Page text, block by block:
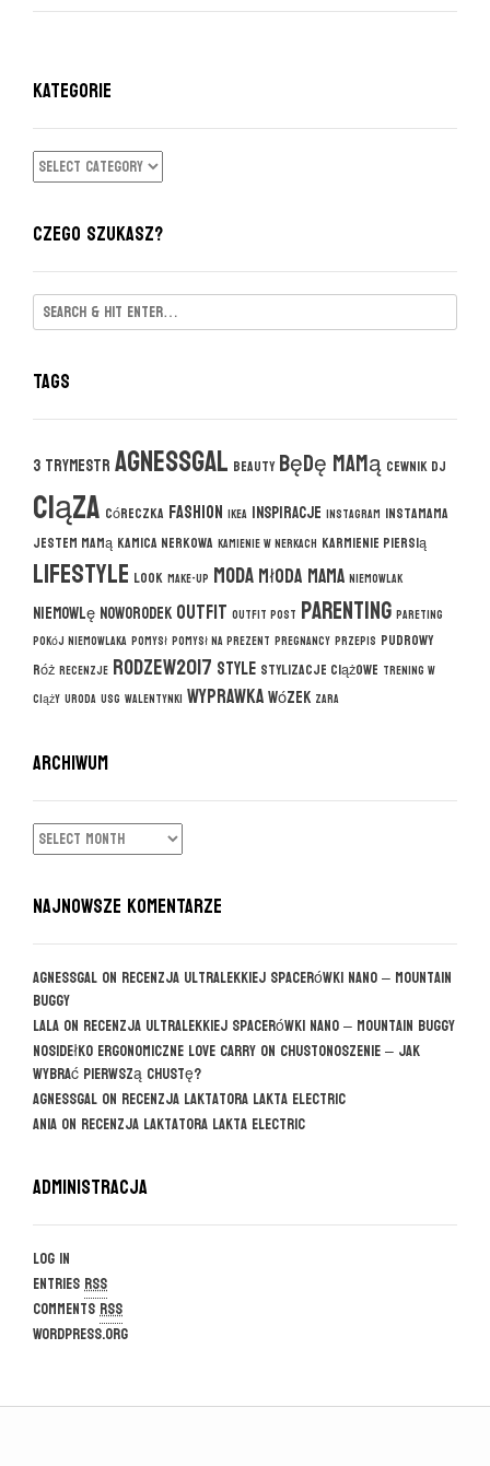
KATEGORIE
KATEGORIE
CZEGO SZUKASZ?
Tags
3 trymestragnessgal beauty będę mamą cewnik DJ
ciąza córeczka fashion ikea inspiracje instagram instamama
jestem mamą kamica nerkowa kamienie w nerkach karmienie piersią
lifestyle look make-up modamłoda mama niemowlak
niemowlęnoworodekoutfit outfit post parenting pareting
pokój niemowlaka pomysł pomysł na prezent pregnancy przepis pudrowy
róż recenzje rodzew2017 style stylizacje ciążowe trening w
ciąży uroda usg walentynki wyprawkawózek zara
ARCHIWUM
ARCHIWUM
NAJNOWSZE KOMENTARZE
agnessgal on Recenzja ultralekkiej spacerówki Nano – Mountain
Buggy
Lala on Recenzja ultralekkiej spacerówki Nano – Mountain Buggy
Nosidełko ergonomiczne Love Carry on CHUSTONOSZENIE – jak
wybrać pierwszą chustę?
agnessgal on Recenzja laktatora Lakta Electric
Ania on Recenzja laktatora Lakta Electric
Administracja
Log in
EntriesRSS
CommentsRSS
WordPress.org